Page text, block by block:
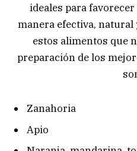
ideales para
manera efectiva, natural
estos alimentos que
preparación de los
Zanahoria
Apio